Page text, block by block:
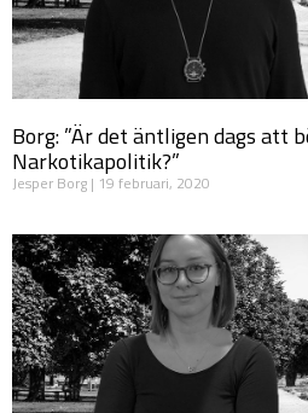
Borg: ”Är det äntligen dags att
Narkotikapolitik?”
Jesper Borg 19 februari, 2020